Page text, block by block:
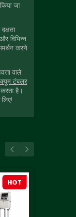
जा
विभिन्न
करने
वाले
टंबलर
है।
HOT